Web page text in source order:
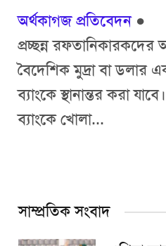
অর্থকাগজ প্রতিবেদন ●
প্রচ্ছন্ন
বৈদেশিক মুদ্রা বা ডলার
ব্যাংকে স্থানান্তর করা
ব্যাংকে খোলা...
সাম্প্রতিক সংবাদ